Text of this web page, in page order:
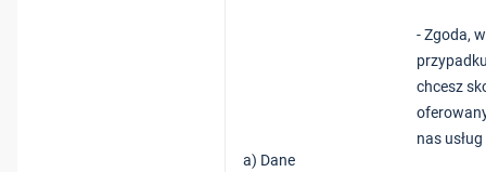
a) Dane
- Zgoda, w
chcesz
nas